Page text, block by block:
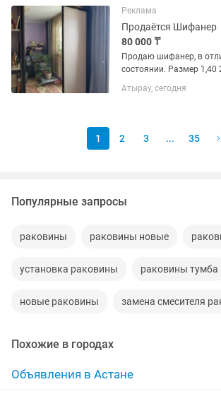
Реклама
Продаётся Шифанер
80 000 ₸
Продаю шифанер, в
состоянии. Размер 1,40
Атырау, сегодня
1 2 3 ... 35
Популярные запросы
раковины раковины новые
установка раковины раковины тумба
новые раковины замена смесителя
Похожие в городах
Объявления в Астане